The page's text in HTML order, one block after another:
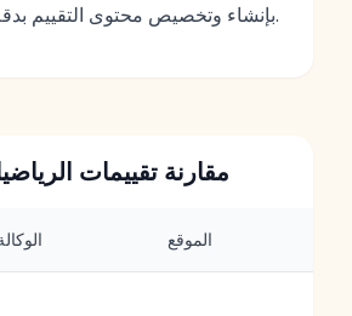
بإنشاء وتخصيص محتوى التقييم بدقة لاحتياجاتهم.
مقارنة تقييمات
الموقع